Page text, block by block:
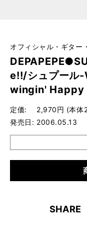
オフィシャル・ギター
e!!/シュプール
wingin' Happy
定価
2,970円 (本体
発売日
2006.05.13
SHARE